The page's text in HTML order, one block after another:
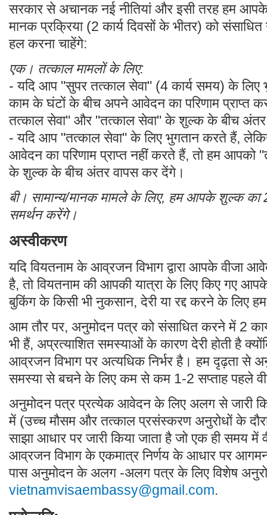
सरकार से अचानक नई नीतियां और इसी तरह हम
मानक प्रक्रिया (2 कार्य दिवसों के भीतर) को
हल करना चाहेंगे:
एक। तत्काल मामलों के लिए:
- यदि आप "सुपर तत्काल सेवा" (4 कार्य समय) के
काम के घंटों के बीच अपने आवेदन का परिणाम प्राप्त
तत्काल सेवा" और "तत्काल सेवा" के शुल्क के बीच
- यदि आप "तत्काल सेवा" के लिए भुगतान करते हैं,
आवेदन का परिणाम प्राप्त नहीं करते हैं, तो हम आपको
के शुल्क के बीच अंतर वापस कर देंगे।
बी। सामान्य/मानक मामले के लिए, हम आपके शुल्क
समर्थन करेंगे।
अस्वीकरण
यदि वियतनाम के आव्रजन विभाग द्वारा आपके वीजा
है, तो वियतनाम की आपकी यात्रा के लिए किए गए
बुकिंग के किसी भी नुकसान, देरी या रद्द करने के लिए
आम तौर पर, अनुमोदन पत्र को संसाधित करने में 2
भी हैं, अप्रत्याशित समस्याओं के कारण देरी होती है
आव्रजन विभाग पर अत्यधिक निर्भर है। हम दृढ़ता से
समस्या से बचने के लिए कम से कम 1-2 सप्ताह पहले
अनुमोदन पत्र प्रत्येक आवेदन के लिए अलग से जारी
में (उच्च मौसम और तत्काल प्रसंस्करण अनुरोधों के
साझा आधार पर जारी किया जाता है जो एक ही समय
आव्रजन विभाग के एकमात्र निर्णय के आधार पर
पास अनुमोदन के अलग -अलग पत्र के लिए विशेष
vietnamvisaembassy@gmail.com.